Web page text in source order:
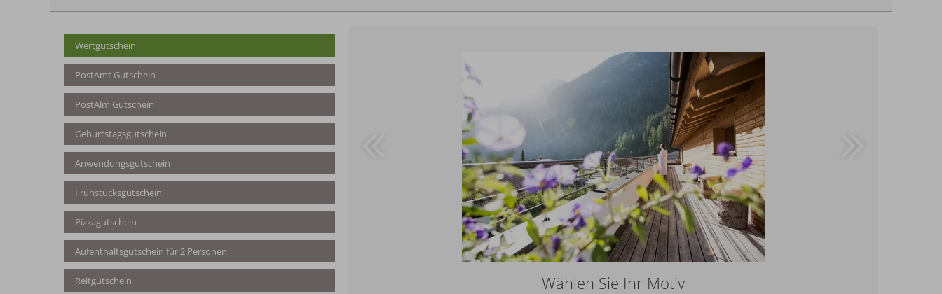
Wertgutschein
PostAmt Gutschein
PostAlm Gutschein
Geburtstagsgutschein
Anwendungsgutschein
Frühstücksgutschein
Pizzagutschein
Aufenthaltsgutschein für 2 Personen
Reitgutschein Wählen Sie Ihr Motiv